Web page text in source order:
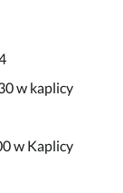
w kaplicy
w Kaplicy